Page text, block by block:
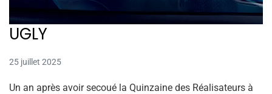
UGLY
25 juillet 2025
Un an après avoir secoué la Quinzaine des Réalisateurs à